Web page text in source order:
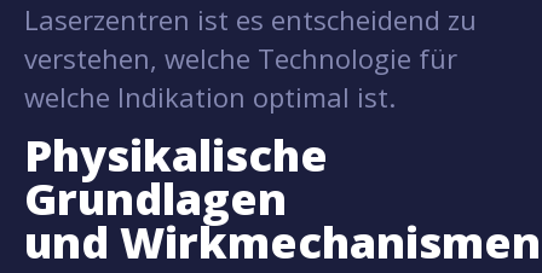
Laserzentren ist es entscheidend zu
verstehen, welche Technologie für
welche Indikation optimal ist.
Physikalische
Grundlagen
und Wirkmechanismen